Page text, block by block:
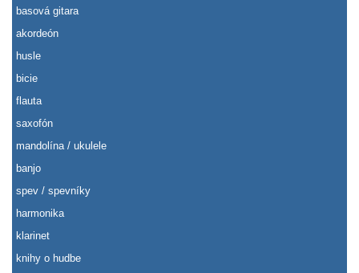
basová gitara
akordeón
husle
bicie
flauta
saxofón
mandolína / ukulele
banjo
spev / spevníky
harmonika
klarinet
knihy o hudbe